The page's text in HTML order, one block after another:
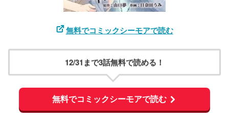
無料でコミックシーモアで読む
12/31まで3話無料で読める！
無料でコミックシーモアで読む